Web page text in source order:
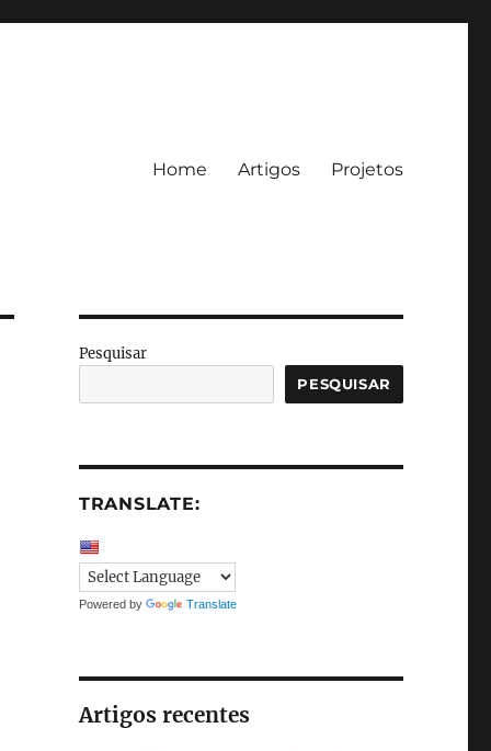
Home Artigos Projetos
Pesquisar
PESQUISAR
TRANSLATE:
Powered by Translate
Artigos recentes